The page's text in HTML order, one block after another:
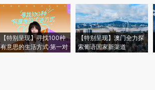
【特别呈现】寻找100种
有意思的生活方式·第一对
【特别呈现】澳门全力探
索葡语国家新渠道